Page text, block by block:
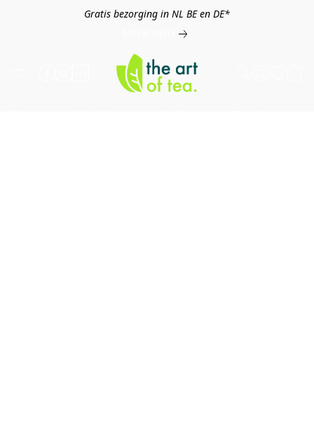
Gratis bezorging in NL BE en DE*